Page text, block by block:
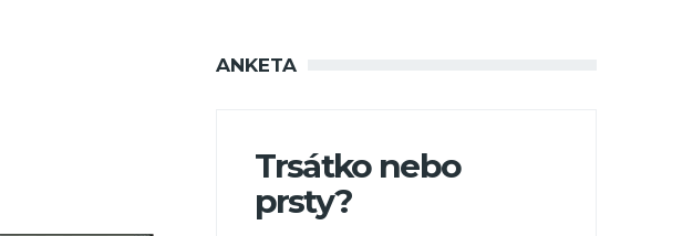
ANKETA
Trsátko nebo
prsty?